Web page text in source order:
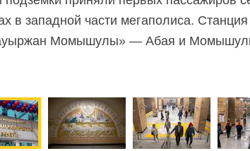
в западной части мегаполиса.
Момышулы» — Абая и